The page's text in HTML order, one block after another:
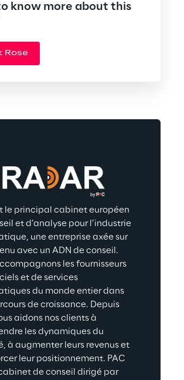
know more about this
Rose
le principal cabinet européen
et d’analyse pour l’industrie
une entreprise axée sur
avec un ADN de conseil.
les fournisseurs
et de services
du monde entier dans
de croissance. Depuis
aidons nos clients à
les dynamiques du
à augmenter leurs revenus et
leur positionnement. PAC
de conseil dirigé par